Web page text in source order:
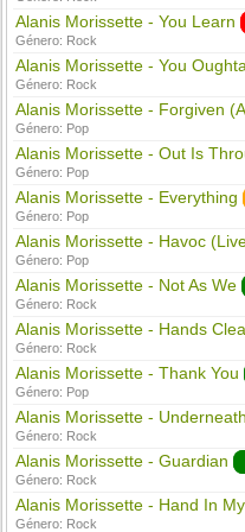
Alanis Morissette - You Learn
Género: Rock
Alanis Morissette - You
Género: Rock
Alanis Morissette - Forgiven
Género: Pop
Alanis Morissette - Out Is
Género: Pop
Alanis Morissette - Everything
Género: Pop
Alanis Morissette - Havoc
Género: Pop
Alanis Morissette - Not As We
Género: Rock
Alanis Morissette - Hands
Género: Rock
Alanis Morissette - Thank You
Género: Pop
Alanis Morissette - Underneath
Género: Rock
Alanis Morissette - Guardian
Género: Rock
Alanis Morissette - Hand In
Género: Rock